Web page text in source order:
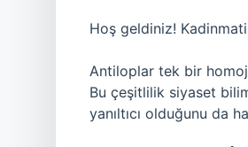
Hoş geldiniz!
Antiloplar tek bir
Bu çeşitlilik siyaset
yanıltıcı olduğunu da